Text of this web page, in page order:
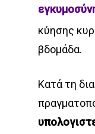
κύησης
βδομάδα.
Κατά τη